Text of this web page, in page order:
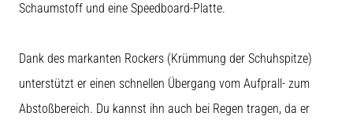
Schaumstoff und eine Speedboard-Platte.
Dank des markanten Rockers (Krümmung der Schuhspitze)
unterstützt er einen schnellen Übergang vom Aufprall- zum
Abstoßbereich. Du kannst ihn auch bei Regen tragen, da er